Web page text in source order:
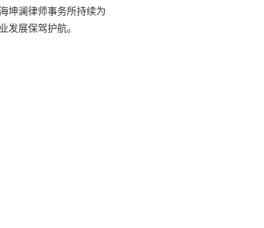
坤澜律师事务所持续为
发展保驾护航。